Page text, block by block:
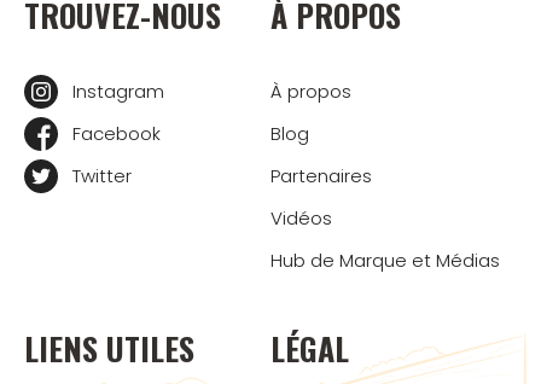
TROUVEZ-NOUS
Instagram
Facebook
Twitter
À PROPOS
À propos
Blog
Partenaires
Vidéos
Hub de Marque et Médias
LIENS UTILES LÉGAL